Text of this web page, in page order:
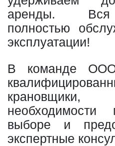
аренды. Вся
полностью
эксплуатации!
В команде
крановщики,
выборе и
экспертные